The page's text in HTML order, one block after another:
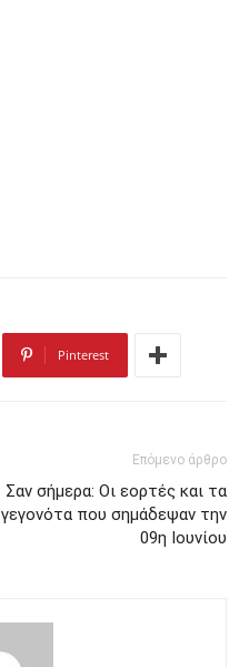
Pinterest
Επόμενο άρθρο
Σαν σήμερα: Οι εορτές και τα
γεγονότα που σημάδεψαν την
09η Ιουνίου